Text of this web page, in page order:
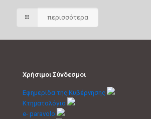
περισσότερα
Χρήσιμοι Σύνδεσμοι
Εφημερίδα της Κυβέρνησης
Κτηματολόγιο
e- paravolo